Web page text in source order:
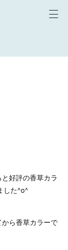
好評の香草カラ
した^o^
ら香草カラーで